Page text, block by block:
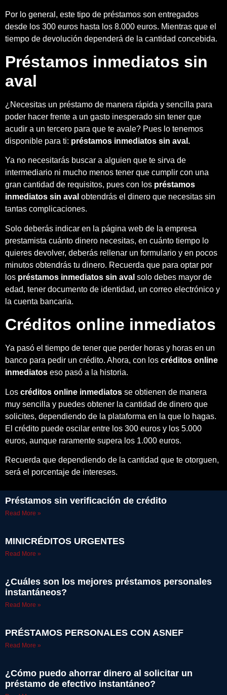
Por lo general, este tipo de préstamos son entregados
desde los 300 euros hasta los 8.000 euros. Mientras que el
tiempo de devolución dependerá de la cantidad concebida.
Préstamos inmediatos sin
aval
¿Necesitas un préstamo de manera rápida y sencilla para
poder hacer frente a un gasto inesperado sin tener que
acudir a un tercero para que te avale? Pues lo tenemos
disponible para ti: préstamos inmediatos sin aval.
Ya no necesitarás buscar a alguien que te sirva de
intermediario ni mucho menos tener que cumplir con una
gran cantidad de requisitos, pues con los préstamos
inmediatos sin aval obtendrás el dinero que necesitas sin
tantas complicaciones.
Solo deberás indicar en la página web de la empresa
prestamista cuánto dinero necesitas, en cuánto tiempo lo
quieres devolver, deberás rellenar un formulario y en pocos
minutos obtendrás tu dinero. Recuerda que para optar por
los préstamos inmediatos sin aval solo debes mayor de
edad, tener documento de identidad, un correo electrónico y
la cuenta bancaria.
Créditos online inmediatos
Ya pasó el tiempo de tener que perder horas y horas en un
banco para pedir un crédito. Ahora, con los créditos online
inmediatos eso pasó a la historia.
Los créditos online inmediatos se obtienen de manera
muy sencilla y puedes obtener la cantidad de dinero que
solicites, dependiendo de la plataforma en la que lo hagas.
El crédito puede oscilar entre los 300 euros y los 5.000
euros, aunque raramente supera los 1.000 euros.
Recuerda que dependiendo de la cantidad que te otorguen,
será el porcentaje de intereses.
Préstamos sin verificación de crédito
Read More »
MINICRÉDITOS URGENTES
Read More »
¿Cuáles son los mejores préstamos personales
instantáneos?
Read More »
PRÉSTAMOS PERSONALES CON ASNEF
Read More »
¿Cómo puedo ahorrar dinero al solicitar un
préstamo de efectivo instantáneo?